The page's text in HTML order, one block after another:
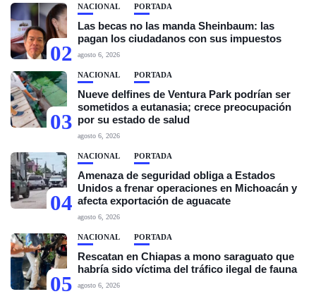
02
NACIONAL PORTADA
Las becas no las manda Sheinbaum: las
pagan los ciudadanos con sus impuestos
agosto 6, 2026
03
NACIONAL PORTADA
Nueve delfines de Ventura Park podrían ser
sometidos a eutanasia; crece preocupación
por su estado de salud
agosto 6, 2026
04
NACIONAL PORTADA
Amenaza de seguridad obliga a Estados
Unidos a frenar operaciones en Michoacán y
afecta exportación de aguacate
agosto 6, 2026
05
NACIONAL PORTADA
Rescatan en Chiapas a mono saraguato que
habría sido víctima del tráfico ilegal de fauna
agosto 6, 2026